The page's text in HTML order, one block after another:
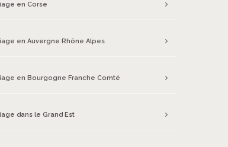
en Corse
en Auvergne Rhône Alpes
en Bourgogne Franche Comté
dans le Grand Est